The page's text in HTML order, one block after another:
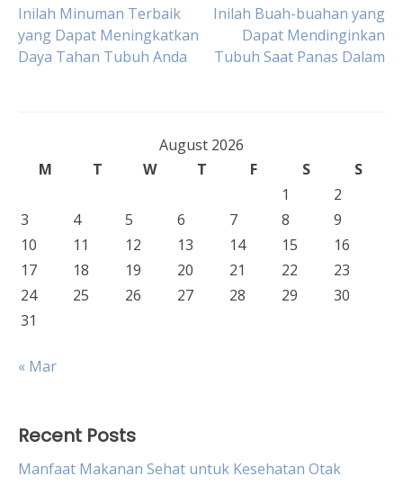
Post
navigation
Inilah Minuman Terbaik
yang Dapat Meningkatkan
Daya Tahan Tubuh Anda
Inilah Buah-buahan yang
Dapat Mendinginkan
Tubuh Saat Panas Dalam
August 2026
M
T W T F S
S
1
2
3
4 5 6 7 8
9
10
11 12 13 14 15
16
17
18 19 20 21 22
23
24
25 26 27 28 29
30
31
« Mar
Recent Posts
Manfaat Makanan Sehat untuk Kesehatan Otak